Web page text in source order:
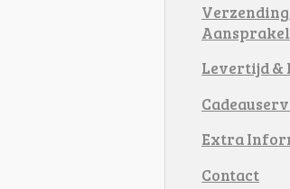
Levertijd &
Extra
Contact